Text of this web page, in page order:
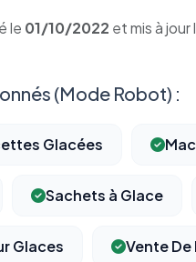
le 01/10/2022 et mis à jour
(Mode Robot) :
Glacées
Sachets à Glace
Glaces Vente De